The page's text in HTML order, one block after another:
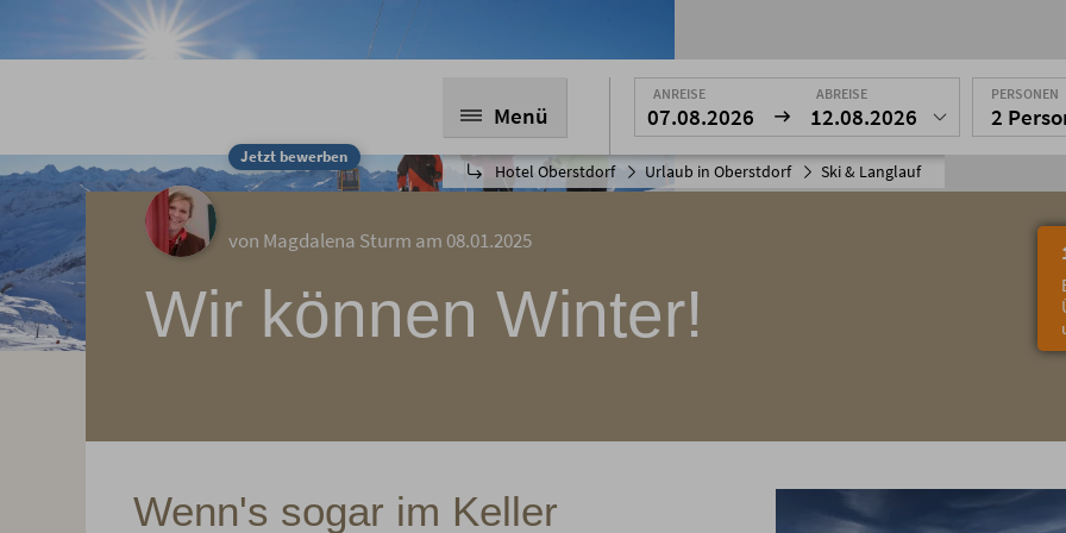
Jetzt bewerben
Menü
Hotel Oberstdorf Urlaub in Oberstdorf Ski & Langlauf
ANREISE
07.08.2026
ABREISE
12.08.2026
PERSONEN
2
von Magdalena Sturm am 08.01.2025
Wir können Winter!
Wenn's sogar im Keller